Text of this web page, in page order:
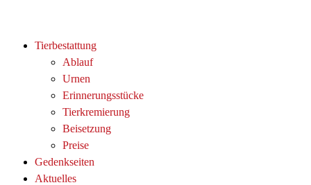
Tierbestattung
Ablauf
Urnen
Erinnerungsstücke
Tierkremierung
Beisetzung
Preise
Gedenkseiten
Aktuelles